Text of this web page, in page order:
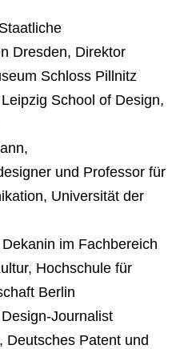
Dresden, Direktor
Schloss Pillnitz
School of Design,
und Professor für
Universität der
im Fachbereich
Hochschule für
Berlin
Journalist
Deutsches Patent und